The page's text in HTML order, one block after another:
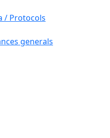
/ Protocols
generals